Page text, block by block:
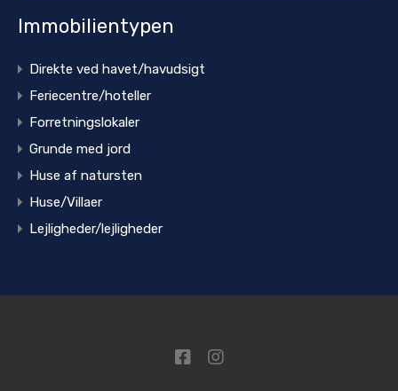
Immobilientypen
Direkte ved havet/havudsigt
Feriecentre/hoteller
Forretningslokaler
Grunde med jord
Huse af natursten
Huse/Villaer
Lejligheder/lejligheder